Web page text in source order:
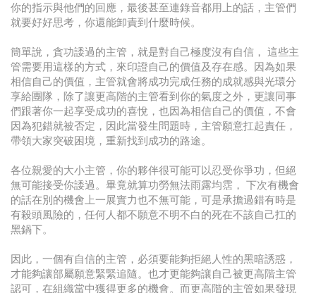
你的指示與他們的回應，最後甚至連錄音都用上的話，主管們
就要好好思考，你還能卸責到什麼時候。
簡單說，貪功諉過的主管，就是對自己極度沒有自信， 這些主
管需要用這樣的方式，來印證自己的價值及存在感。因為如果
相信自己的價值，主管就會將成功完成任務的成就感與光環分
享給團隊，除了讓更高階的主管看到你的氣度之外，更讓同事
們跟著你一起享受成功的喜悅，也因為相信自己的價值，不會
因為犯錯就被否定，因此當發生問題時，主管願意扛起責任，
帶領大家突破困境，重新找到成功的路途。
各位親愛的大小主管，你的夥伴很可能可以忍受你爭功，但絕
無可能接受你諉過。畢竟就算功勞無法雨露均霑， 下次有機會
的話在別的機會上一展實力也不無可能，可是承擔過錯有時是
有殺頭風險的，任何人都不願意不明不白的死在不該自己扛的
黑鍋下。
因此，一個有自信的主管，必須要能夠拒絕人性的黑暗誘惑，
才能夠讓部屬願意緊緊追隨。也才更能夠讓自己被更高階主管
認可，在組織當中獲得更多的機會。而更高階的主管如果發現